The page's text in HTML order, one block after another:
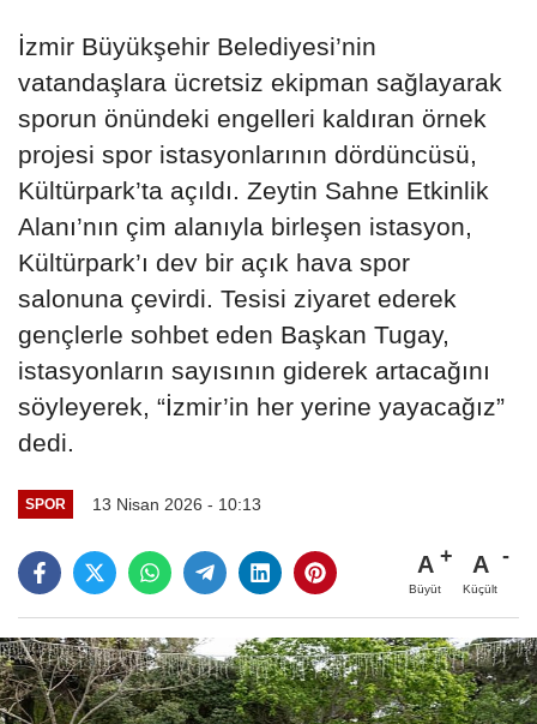
İzmir Büyükşehir Belediyesi’nin
vatandaşlara ücretsiz ekipman sağlayarak
sporun önündeki engelleri kaldıran örnek
projesi spor istasyonlarının dördüncüsü,
Kültürpark’ta açıldı. Zeytin Sahne Etkinlik
Alanı’nın çim alanıyla birleşen istasyon,
Kültürpark’ı dev bir açık hava spor
salonuna çevirdi. Tesisi ziyaret ederek
gençlerle sohbet eden Başkan Tugay,
istasyonların sayısının giderek artacağını
söyleyerek, “İzmir’in her yerine yayacağız”
dedi.
SPOR 13 Nisan 2026 - 10:13
A
Büyüt
A
Küçült